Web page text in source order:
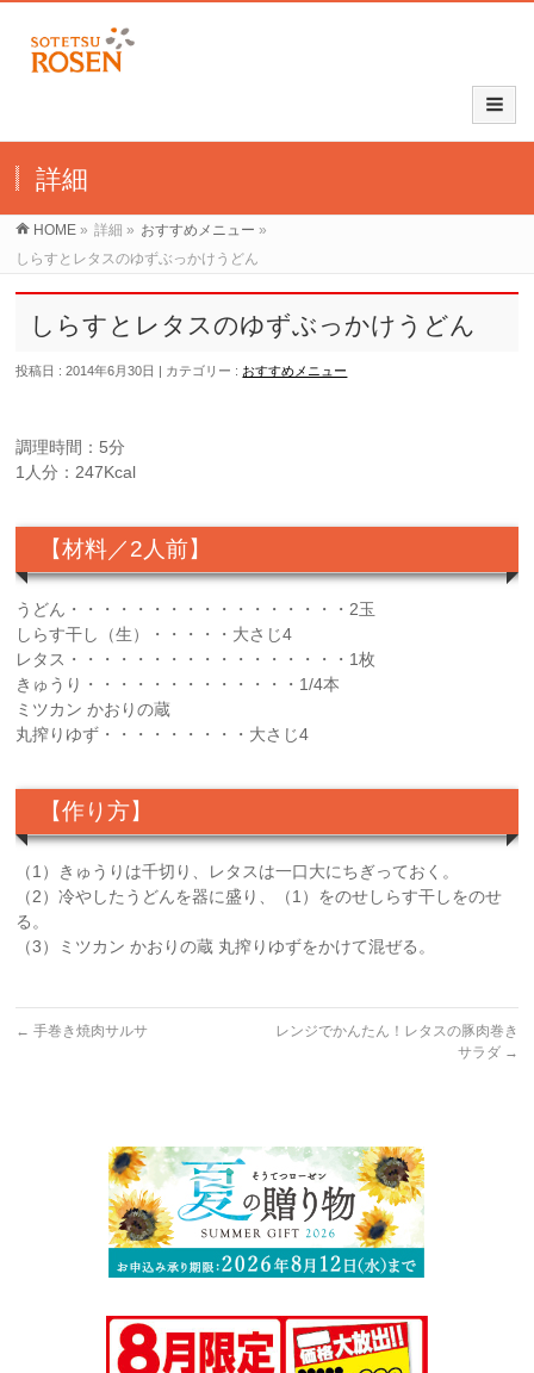
詳細
HOME » 詳細 » おすすめメニュー »
しらすとレタスのゆずぶっかけうどん
しらすとレタスのゆずぶっかけうどん
投稿日 : 2014年6月30日 カテゴリー : おすすめメニュー
調理時間：5分
1人分：247Kcal
【材料／2人前】
うどん・・・・・・・・・・・・・・・・・2玉
しらす干し（生）・・・・・大さじ4
レタス・・・・・・・・・・・・・・・・・1枚
きゅうり・・・・・・・・・・・・・1/4本
ミツカン かおりの蔵
丸搾りゆず・・・・・・・・・大さじ4
【作り方】
（1）きゅうりは千切り、レタスは一口大にちぎっておく。
（2）冷やしたうどんを器に盛り、（1）をのせしらす干しをのせ
る。
（3）ミツカン かおりの蔵 丸搾りゆずをかけて混ぜる。
← 手巻き焼肉サルサ
レンジでかんたん！レタスの豚肉巻き
サラダ →